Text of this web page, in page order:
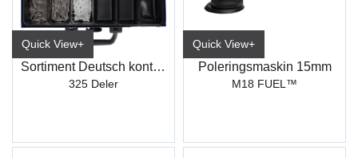
Quick View+
Sortiment Deutsch kontakt 2-4pol
325 Deler
Quick View+
Poleringsmaskin 15mm
M18 FUEL™